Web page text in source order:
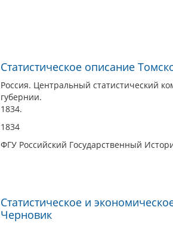
Статистическое описание
Россия. Центральный статистический
губернии.
1834.
1834
ФГУ Российский Государственный
Статистическое и
Черновик